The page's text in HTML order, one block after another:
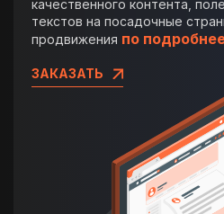
качественного контента,
текстов на посадочные
продвижения по
ЗАКАЗАТЬ